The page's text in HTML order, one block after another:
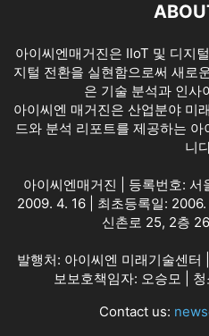
아이씨엔매거진은 IIoT 및 디지
지털 전환을 실현함으로써 새로
은 기술 분석과 인사
아이씨엔 매거진은 산업분야 미
드와 분석 리포트를 제공하는
니
아이씨엔매거진 | 등록번호:
2009. 4. 16 | 최초등록일:
신촌로 25, 2층
발행처: 아이씨엔 미래기술센
보보호책임자: 오승모 |
Contact us: